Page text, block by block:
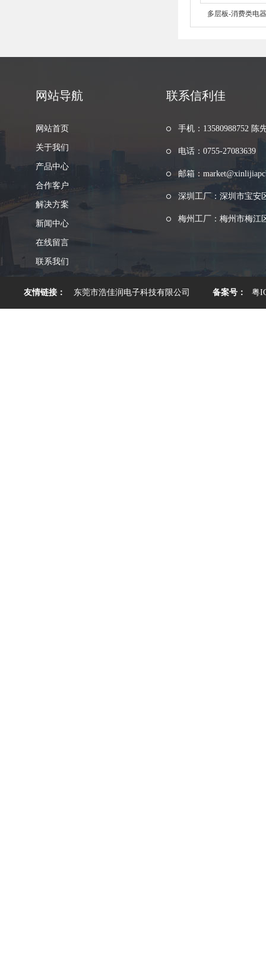
多层板-消费类电器
网站导航
网站首页
关于我们
产品中心
合作客户
解决方案
新闻中心
在线留言
联系我们
联系信利佳
手机：13580988752 陈
电话：0755-27083639
邮箱：
深圳工厂：深圳市宝安
梅州工厂：梅州市梅江
友情链接： 东莞市浩佳润电子科技有限公司 备案号： 粤